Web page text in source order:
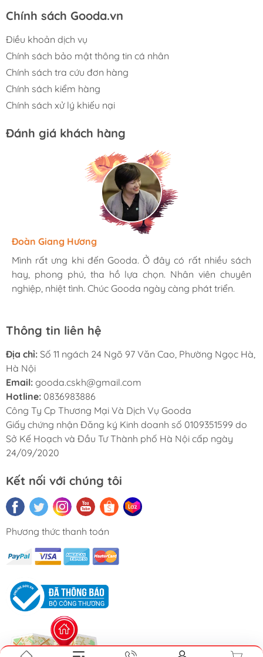
Chính sách Gooda.vn
Điều khoản dịch vụ
Chính sách bảo mật thông tin cá nhân
Chính sách tra cứu đơn hàng
Chính sách kiểm hàng
Chính sách xử lý khiếu nại
Đánh giá khách hàng
Hương Suri
Mình rất ưng khi đến Gooda. Ở đây có rất nhiều sách
hay, phong phú, tha hồ lựa chọn. Nhân viên chuyên
nghiệp, nhiệt tình. Chúc Gooda ngày càng phát triển.
Đoàn Giang Hương
Mình rất ưng khi đến Gooda. Ở đây có rất nhiều sách
hay, phong phú, tha hồ lựa chọn. Nhân viên chuyên
nghiệp, nhiệt tình. Chúc Gooda ngày càng phát triển.
Ngọc Anh
Mình rất ưng khi đến Gooda. Ở đây có rất nhiều sách
hay, phong phú, tha hồ lựa chọn. Nhân viên chuyên
nghiệp, nhiệt tình. Chúc Gooda ngày càng phát triển.
Thông tin liên hệ
Địa chỉ: Số 11 ngách 24 Ngõ 97 Văn Cao, Phường Ngọc Hà,
Hà Nội
Email: gooda.cskh@gmail.com
Hotline: 0836983886
Công Ty Cp Thương Mại Và Dịch Vụ Gooda
Giấy chứng nhận Đăng ký Kinh doanh số 0109351599 do
Sở Kế Hoạch và Đầu Tư Thành phố Hà Nội cấp ngày
24/09/2020
Kết nối với chúng tôi
Phương thức thanh toán